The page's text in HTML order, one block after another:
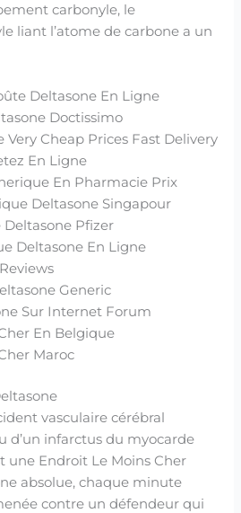
carbonyle, le
liant l’atome de carbone a un
Deltasone En Ligne
Doctissimo
Very Cheap Prices Fast Delivery
En Ligne
En Pharmacie Prix
Deltasone Singapour
Pfizer
Deltasone En Ligne
Generic
Sur Internet Forum
En Belgique
Maroc
vasculaire cérébral
d’un infarctus du myocarde
une Endroit Le Moins Cher
absolue, chaque minute
contre un défendeur qui